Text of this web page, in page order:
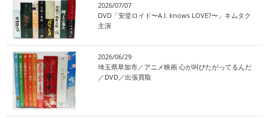
2026/07/07
DVD「安堂ロイド〜A.I. knows LOVE?〜」キムタク
主演
2026/06/29
埼玉県草加市／アニメ映画 心が叫びたがってるんだ
／DVD／出張買取